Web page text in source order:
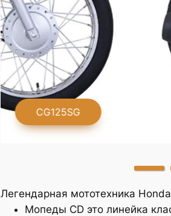
Легендарная мототехника
Мопеды CD это линейка